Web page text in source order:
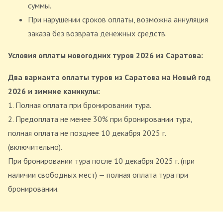
суммы.
При нарушении сроков оплаты, возможна аннуляция
заказа без возврата денежных средств.
Условия оплаты новогодних туров 2026 из Саратова:
Два варианта оплаты туров из Саратова на Новый год
2026 и зимние каникулы:
1. Полная оплата при бронировании тура.
2. Предоплата не менее 30% при бронировании тура,
полная оплата не позднее 10 декабря 2025 г.
(включительно).
При бронировании тура после 10 декабря 2025 г. (при
наличии свободных мест) — полная оплата тура при
бронировании.